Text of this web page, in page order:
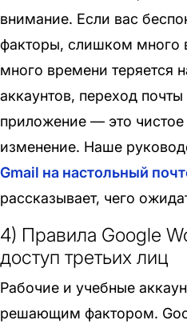
внимание. Если вас
факторы, слишком много
много времени теряется
аккаунтов, переход
приложение — это чистое
изменение. Наше
Gmail на настольный
рассказывает, чего
4) Правила Google
доступ третьих лиц
Рабочие и учебные
решающим фактором.